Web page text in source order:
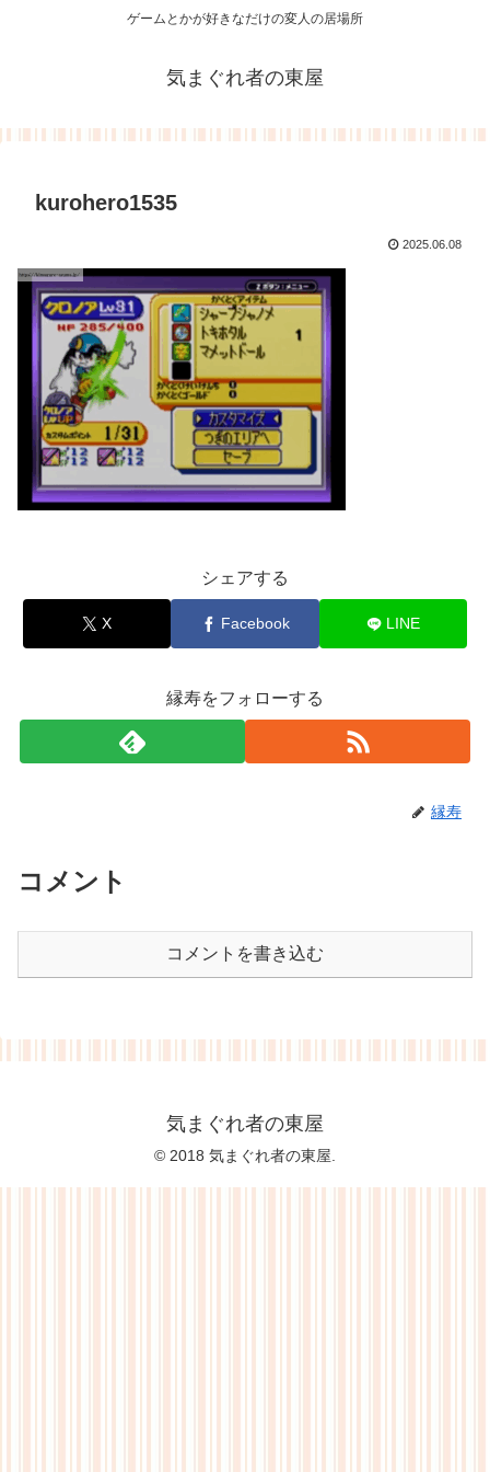
ゲームとかが好きなだけの変人の居場所
気まぐれ者の東屋
kurohero1535
2025.06.08
シェアする
X Facebook LINE
縁寿をフォローする
縁寿
コメント
コメントを書き込む
気まぐれ者の東屋
© 2018 気まぐれ者の東屋.